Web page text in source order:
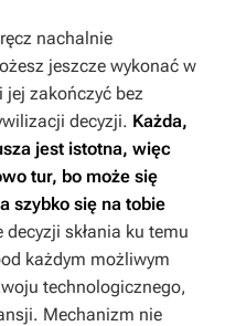
nachalnie
jeszcze wykonać w
jej zakończyć bez
decyzji. Każda,
jest istotna, więc
tur, bo może się
szybko się na tobie
skłania ku temu
każdym możliwym
technologicznego,
Mechanizm nie